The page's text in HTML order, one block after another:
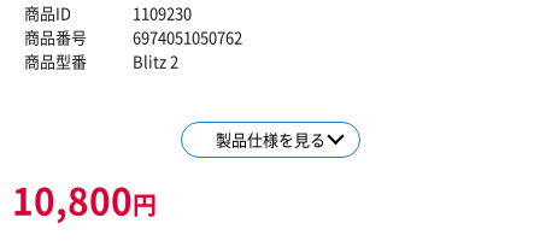
商品ID
1109230
商品番号
6974051050762
商品型番
Blitz 2
製品仕様を見る
10,800円